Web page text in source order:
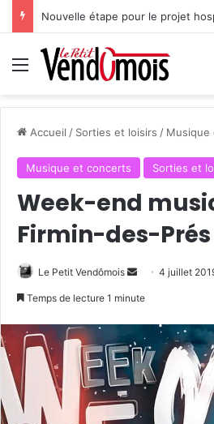
Nouvelle étape pour le projet
Menu
Accueil / Sorties et loisirs / Musique
Musique et concerts Sorties et
Week-end
Firmin-des-Prés
Le Petit Vendômois
y
e
4 juillet
Temps de lecture 1 minute